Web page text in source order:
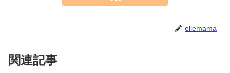
ellemama
関連記事